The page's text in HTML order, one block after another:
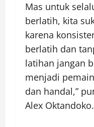
Mas untuk
berlatih, kita
karena
berlatih dan
latihan jangan
menjadi
dan handal,”
Alex Oktandoko.